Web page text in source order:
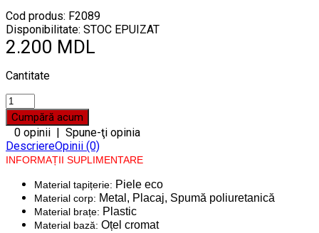
Cod produs: F2089
Disponibilitate: STOC EPUIZAT
2.200 MDL
Cantitate
0 opinii | Spune-ţi opinia
DescriereOpinii (0)
INFORMAȚII SUPLIMENTARE
Material tapițerie: Piele eco
Material corp: Metal, Placaj, Spumă poliuretanică
Material brațe: Plastic
Material bază: Oțel cromat